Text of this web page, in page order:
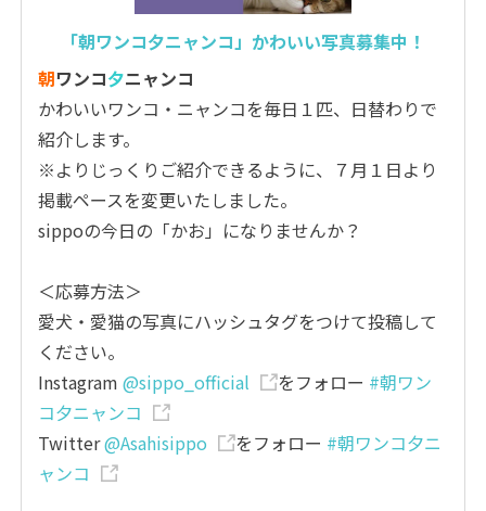
「朝ワンコ夕ニャンコ」かわいい写真募集中！
朝ワンコ夕ニャンコ
かわいいワンコ・ニャンコを毎日１匹、日替わりで
紹介します。
※よりじっくりご紹介できるように、７月１日より
掲載ペースを変更いたしました。
sippoの今日の「かお」になりませんか？
＜応募方法＞
愛犬・愛猫の写真にハッシュタグをつけて投稿して
ください。
Instagram@sippo_official をフォロー #朝ワン
コ夕ニャンコ
Twitter@Asahisippo をフォロー #朝ワンコ夕ニ
ャンコ